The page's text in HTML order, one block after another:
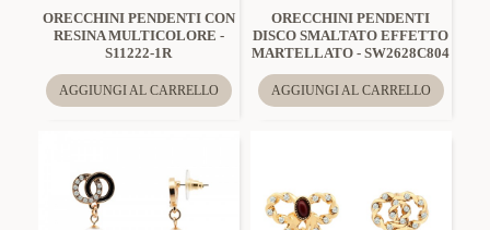
ORECCHINI PENDENTI CON
RESINA MULTICOLORE -
S11222-1R
AGGIUNGI AL CARRELLO
ORECCHINI PENDENTI
DISCO SMALTATO EFFETTO
MARTELLATO - SW2628C804
AGGIUNGI AL CARRELLO